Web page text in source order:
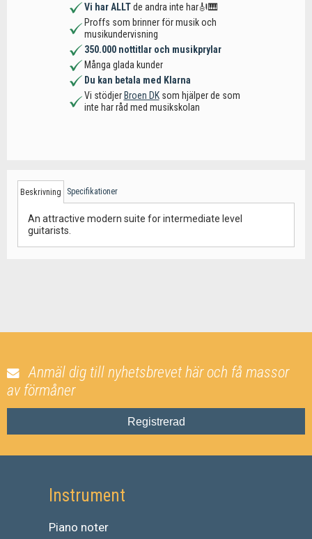
Vi har ALLTde andra inte har🎻🎹
Proffs som brinner för musik och
musikundervisning
350.000 nottitlar och musikprylar
Många glada kunder
Du kan betala med Klarna
Vi stödjer Broen DKsom hjälper de som
inte har råd med musikskolan
Beskrivning Specifikationer
An attractive modern suite for intermediate level
guitarists.
Anmäl dig till nyhetsbrevet här och få massor
av förmåner
Registrerad
Instrument
Piano noter